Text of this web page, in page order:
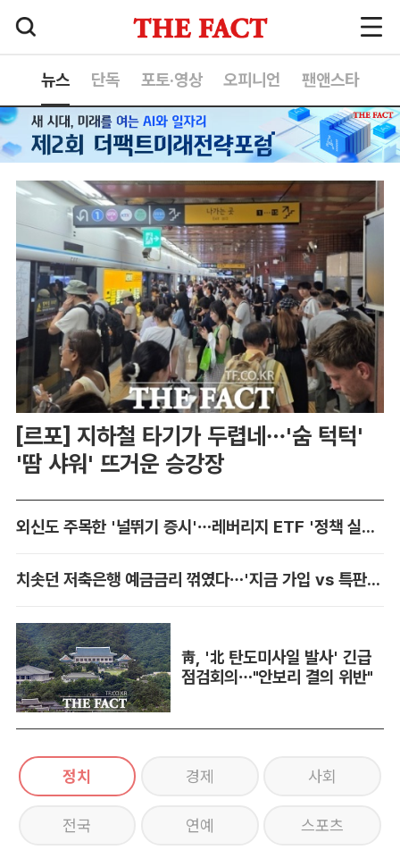
뉴스 단독 포토·영상 오피니언 팬앤스타
[르포] 지하철 타기가 두렵네…'숨 턱턱'
'땀 샤워' 뜨거운 승강장
외신도 주목한 '널뛰기 증시'…레버리지 ETF '정책 실패' 책임론 공방
치솟던 저축은행 예금금리 꺾였다…'지금 가입 vs 특판 대기' 셈법 복잡
靑, '北 탄도미사일 발사' 긴급
점검회의…"안보리 결의 위반"
정치 경제 사회
전국 연예 스포츠